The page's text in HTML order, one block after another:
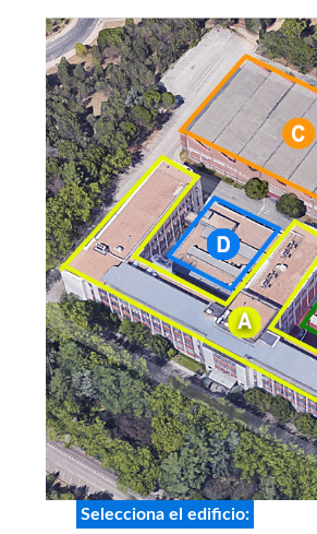
Selecciona el edificio: